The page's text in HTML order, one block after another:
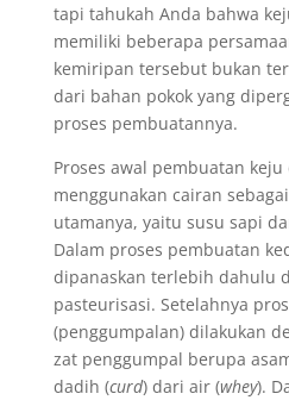
tapi tahukah Anda bahwa
memiliki beberapa
kemiripan tersebut bukan
dari bahan pokok yang
proses pembuatannya.
Proses awal pembuatan
menggunakan cairan
utamanya, yaitu susu sapi
Dalam proses pembuatan
dipanaskan terlebih dahulu
pasteurisasi. Setelahnya
(penggumpalan) dilakukan
zat penggumpal berupa
dadih (curd) dari air (whey).